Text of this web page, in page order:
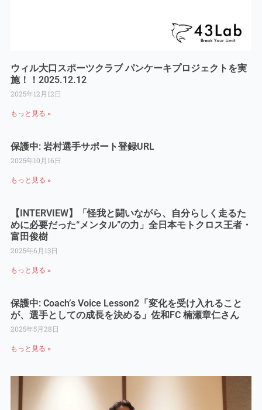
ウィル大口スポーツクラブ パンケーキプロジェクトを実
施！！2025.12.12
2025年12月12日
もっと見る »
保護中: 岩村選手サポート登録URL
2025年10月16日
もっと見る »
【INTERVIEW】「怪我と闘いながら、自分らしく走るた
めに必要だった“メンタル”の力」全日本モトクロス王者・
富田俊樹
2025年6月13日
もっと見る »
保護中: Coach’s Voice Lesson2「変化を受け入れること
が、選手としての成長を決める」佐和FC 楠瀬章仁さん
2025年5月28日
もっと見る »